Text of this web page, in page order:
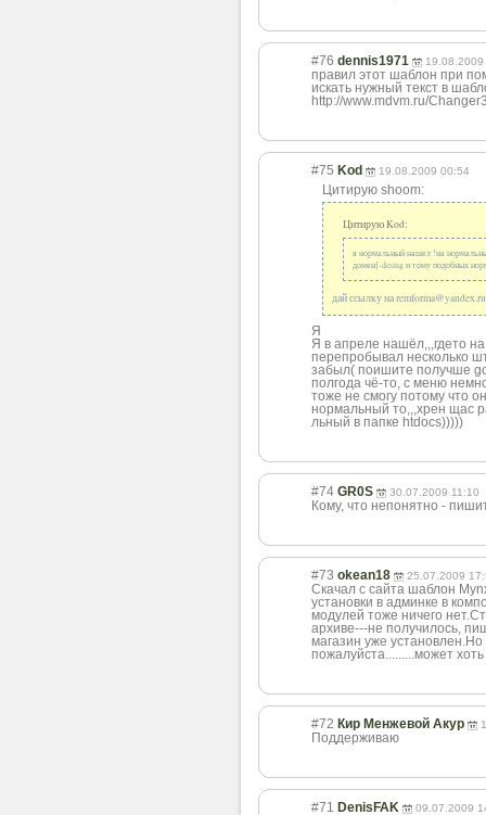
#76 dennis1971
правил этот шаблон при
искать нужный текст в
http://www.mdvm.ru/
#75 Kod 19.08.2009 00:54
Цитирую shoom:
Цитирую Kod:
я нормальный нашел !на
домен]-desing и тому подобных
дай ссылку на remforma@yandex.ru
Я
Я в апреле нашёл,,,гдето
перепробывал несколько
забыл( поишите получше
полгода чё-то, с меню
тоже не смогу потому что
нормальный то,,,хрен щас
льный в папке htdocs)))))
#74 GR0S 30.07.2009 11:10
Кому, что непонятно -
#73 okean18 25.07.2009
Скачал с сайта шаблон
установки в админке в
модулей тоже ничего
архиве---не получилось,
магазин уже
пожалуйста.........может
#72 Кир Менжевой Акур
Поддерживаю
#71 DenisFAK 09.07.2009